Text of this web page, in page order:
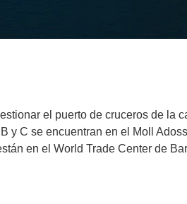
el puerto de cruceros de la
y C se encuentran en el Moll
en el World Trade Center de